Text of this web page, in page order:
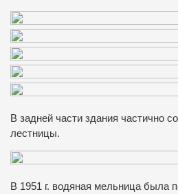
В задней части здания частично
лестницы.
В 1951 г. водяная мельница была